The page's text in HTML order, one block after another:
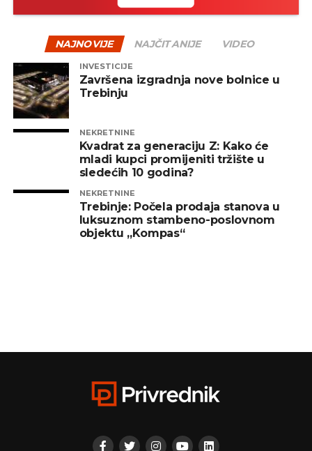
NAJNOVIJE NAJČITANIJE VIDEO
INVESTICIJE
Završena izgradnja nove bolnice u
Trebinju
NEKRETNINE
Kvadrat za generaciju Z: Kako će
mladi kupci promijeniti tržište u
sledećih 10 godina?
NEKRETNINE
Trebinje: Počela prodaja stanova u
luksuznom stambeno-poslovnom
objektu „Kompas“